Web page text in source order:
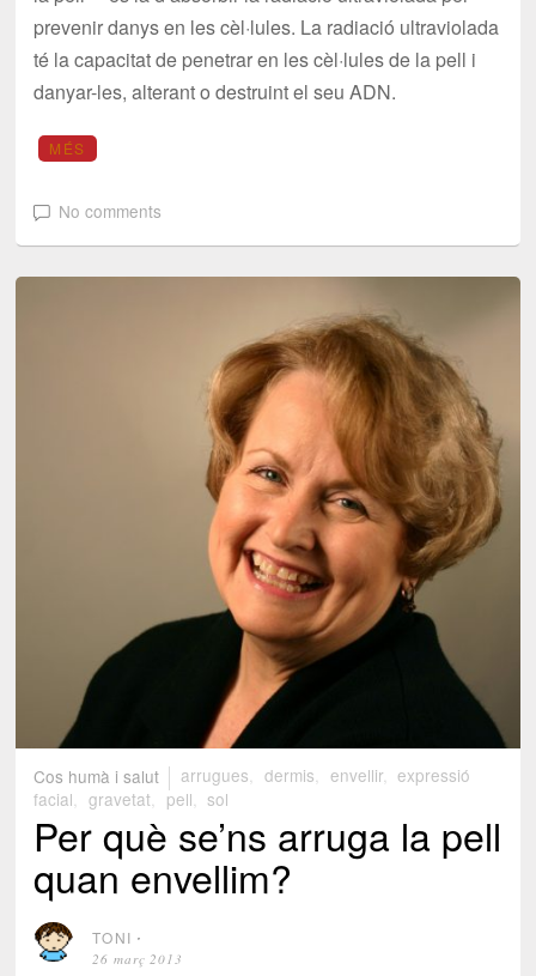
prevenir danys en les cèl·lules. La radiació ultraviolada
té la capacitat de penetrar en les cèl·lules de la pell i
danyar-les, alterant o destruint el seu ADN.
MÉS
No comments
Cos humà i salut arrugues, dermis, envellir, expressió
facial, gravetat, pell, sol
Per què se’ns arruga la pell
quan envellim?
TONI ⋅
26 març 2013